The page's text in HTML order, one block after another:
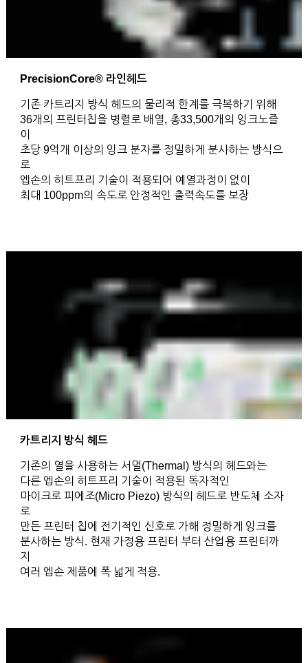
PrecisionCore® 라인헤드
기존 카트리지 방식 헤드의 물리적 한계를 극복하기 위해
36개의 프린터칩을 병렬로 배열, 총33,500개의 잉크노즐
이
초당 9억개 이상의 잉크 분자를 정밀하게 분사하는 방식으
로
엡손의 히트프리 기술이 적용되어 예열과정이 없이
최대 100ppm의 속도로 안정적인 출력속도를 보장
카트리지 방식 헤드
기존의 열을 사용하는 서멀(Thermal) 방식의 헤드와는
다른 엡손의 히트프리 기술이 적용된 독자적인
마이크로 피에조(Micro Piezo) 방식의 헤드로 반도체 소자
로
만든 프린터 칩에 전기적인 신호로 가해 정밀하게 잉크를
분사하는 방식. 현재 가정용 프린터 부터 산업용 프린터까
지
여러 엡손 제품에 폭 넓게 적용.